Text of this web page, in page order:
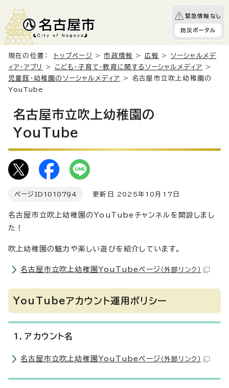
緊急情報なし
防災ポータル
現在の位置： トップページ >市政情報 > 広報 > ソーシャルメデ
ィア・アプリ
> こども・子育て・教育に関するソーシャルメディア
>
児童館・幼稚園のソーシャルメディア
> 名古屋市立吹上幼稚園の
YouTube
名古屋市立吹上幼稚園の
YouTube
ページID 1010794 更新日 2025年10月17日
名古屋市立吹上幼稚園のYouTubeチャンネルを開設しまし
た！
吹上幼稚園の魅力や楽しい遊びを紹介しています。
名古屋市立吹上幼稚園YouTubeページ （外部リンク）
YouTubeアカウント運用ポリシー
1．アカウント名
名古屋市立吹上幼稚園YouTubeページ （外部リンク）